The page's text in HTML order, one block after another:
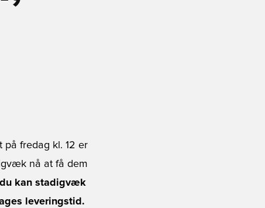
på fredag kl. 12 er
nå at få dem
kan stadigvæk
leveringstid.